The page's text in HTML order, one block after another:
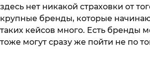
здесь нет никакой страховки от
крупные бренды, которые
таких кейсов много. Есть бренды
тоже могут сразу же пойти не по